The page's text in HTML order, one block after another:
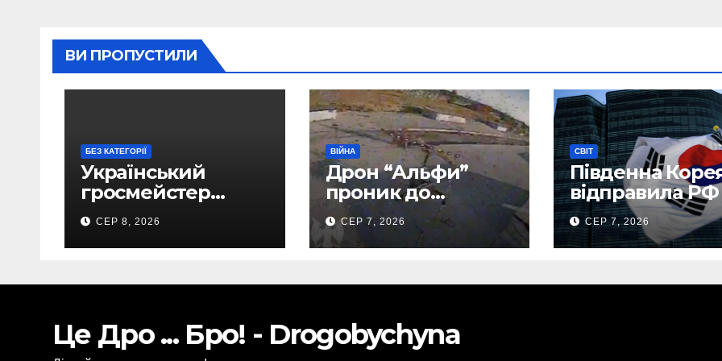
ВИ ПРОПУСТИЛИ
БЕЗ КАТЕГОРІЇ
Український
гросмейстер
Василь Іванчук
увійде до Зали
світової шахової
СЕР 8, 2026
ВІЙНА
Дрон “Альфи”
проник до
Донецького
аеропорту та
спалив “Шахед”
СЕР 7, 2026
СВІТ
Південна
відправила РФ
тисяч тонн
авіапалива
СЕР 7, 2026
Це Дро ... Бро! - Drogobychyna